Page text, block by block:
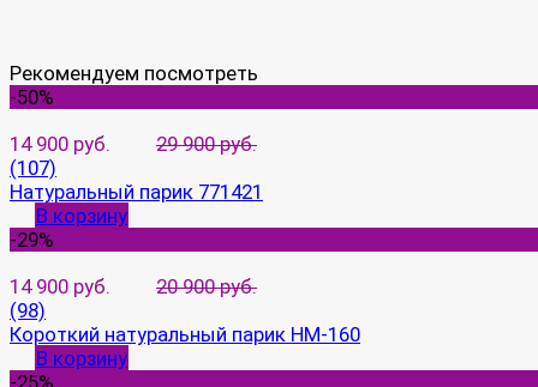
Рекомендуем посмотреть
-50%
14 900 руб.
29 900 руб.
(107)
Натуральный парик 771421
В корзину
-29%
14 900 руб.
20 900 руб.
(98)
Короткий натуральный парик HM-160
В корзину